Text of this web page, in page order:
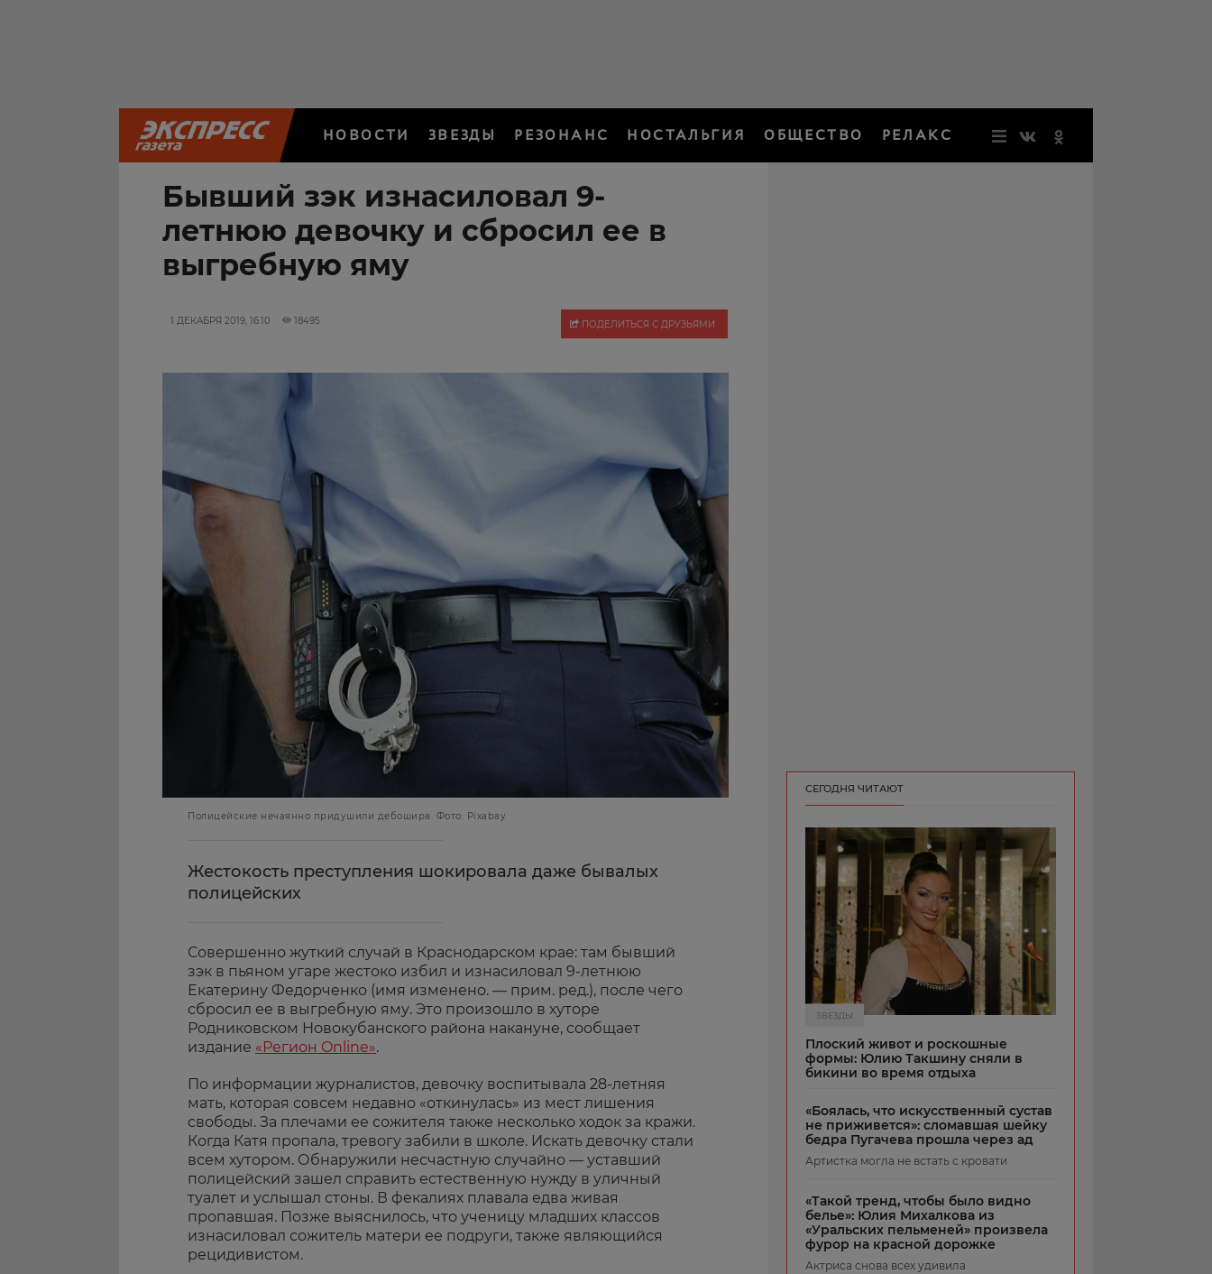
НОВОСТИ ЗВЕЗДЫ РЕЗОНАНС НОСТАЛЬГИЯ ОБЩЕСТВО РЕЛАКС
Бывший зэк изнасиловал 9-
летнюю девочку и сбросил ее в
выгребную яму
1 ДЕКАБРЯ 2019, 16:10 18495 ПОДЕЛИТЬСЯ С ДРУЗЬЯМИ
Полицейские нечаянно придушили дебошира. Фото: Pixabay
Жестокость преступления шокировала даже бывалых
полицейских
Совершенно жуткий случай в Краснодарском крае: там бывший
зэк в пьяном угаре жестоко избил и изнасиловал 9-летнюю
Екатерину Федорченко (имя изменено. — прим. ред.), после чего
сбросил ее в выгребную яму. Это произошло в хуторе
Родниковском Новокубанского района накануне, сообщает
издание «Регион Online».
По информации журналистов, девочку воспитывала 28-летняя
мать, которая совсем недавно «откинулась» из мест лишения
свободы. За плечами ее сожителя также несколько ходок за кражи.
Когда Катя пропала, тревогу забили в школе. Искать девочку стали
всем хутором. Обнаружили несчастную случайно — уставший
полицейский зашел справить естественную нужду в уличный
туалет и услышал стоны. В фекалиях плавала едва живая
пропавшая. Позже выяснилось, что ученицу младших классов
изнасиловал сожитель матери ее подруги, также являющийся
рецидивистом.
СЕГОДНЯ ЧИТАЮТ
ЗВЕЗДЫ
Плоский живот и роскошные
формы: Юлию Такшину сняли в
бикини во время отдыха
«Боялась, что искусственный сустав
не приживется»: сломавшая шейку
бедра Пугачева прошла через ад
Артистка могла не встать с кровати
«Такой тренд, чтобы было видно
белье»: Юлия Михалкова из
«Уральских пельменей» произвела
фурор на красной дорожке
Актриса снова всех удивила